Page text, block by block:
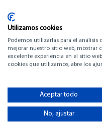
CNB 62
Vorherige
Utilizamos cookies
Podemos utilizarlas para el análisis
mejorar nuestro sitio web, mostrar
excelente experiencia en el sitio
cookies que utilizamos, abre los
Aceptar todo
No, ajustar